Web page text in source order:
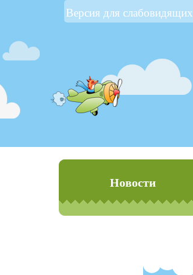
Версия для слабовидящих
Новости